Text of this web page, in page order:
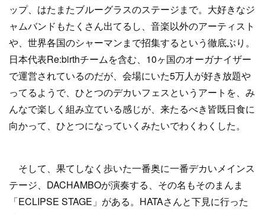
ップ、はたまたブルーグラスのステージまで。大好きなジ
ャムバンドもたくさん出てるし、音楽以外のアーティスト
や、世界各国のシャーマンまで招集するという徹底ぶり。
日本代表Re:birthチームを含む、10ヶ国のオーガナイザー
で運営されているのだが、会場にいた5万人が好き放題や
ってるようで、ひとつのデカいフェスというアートを、み
んなで楽しく組み立ている感じが、来たるべき皆既日食に
向かって、ひとつになっていくみたいでわくわくした。
そして、果てしなく歩いた一番奥に一番デカいメインス
テージ、DACHAMBOが演奏する、その名もそのまんま
「ECLIPSE STAGE」がある。HATAさんと下見に行った